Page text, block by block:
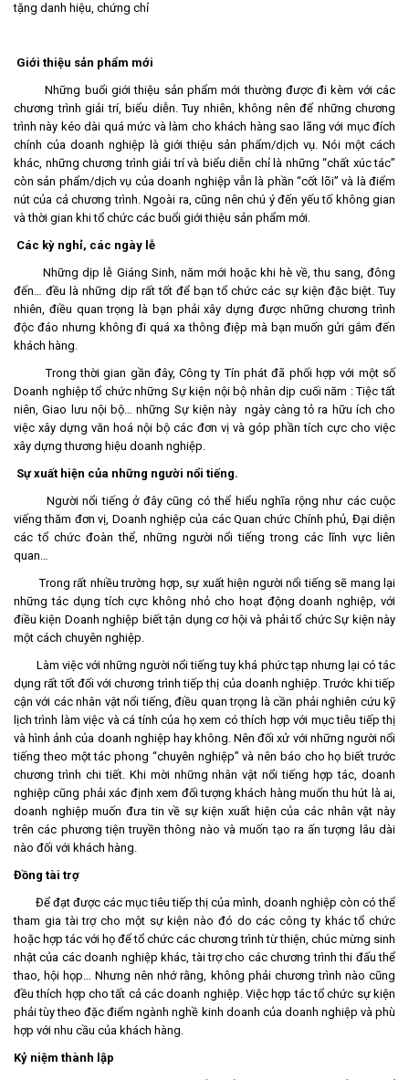
tặng danh hiệu, chứng chỉ
Giới thiệu sản phẩm mới
Những buổi giới thiệu sản phẩm mới thường được đi kèm với các
chương trình giải trí, biểu diễn. Tuy nhiên, không nên để những chương
trình này kéo dài quá mức và làm cho khách hàng sao lãng với mục đích
chính của doanh nghiệp là giới thiệu sản phẩm/dịch vụ. Nói một cách
khác, những chương trình giải trí và biểu diễn chỉ là những “chất xúc tác”
còn sản phẩm/dịch vụ của doanh nghiệp vẫn là phần “cốt lõi” và là điểm
nút của cả chương trình. Ngoài ra, cũng nên chú ý đến yếu tố không gian
và thời gian khi tổ chức các buổi giới thiệu sản phẩm mới.
Các kỳ nghỉ, các ngày lễ
Những dịp lễ Giáng Sinh, năm mới hoặc khi hè về, thu sang, đông
đến… đều là những dịp rất tốt để bạn tổ chức các sự kiện đặc biệt. Tuy
nhiên, điều quan trọng là bạn phải xây dựng được những chương trình
độc đáo nhưng không đi quá xa thông điệp mà bạn muốn gửi gắm đến
khách hàng.
Trong thời gian gần đây, Công ty Tín phát đã phối hợp với một số
Doanh nghiệp tổ chức những Sự kiện nội bộ nhân dịp cuối năm : Tiệc tất
niên, Giao lưu nội bộ… những Sự kiện này ngày càng tỏ ra hữu ích cho
việc xây dựng văn hoá nội bộ các đơn vị và góp phần tích cực cho việc
xây dựng thương hiệu doanh nghiệp.
Sự xuất hiện của những người nổi tiếng.
Người nổi tiếng ở đây cũng có thể hiểu nghĩa rộng như các cuộc
viếng thăm đơn vị, Doanh nghiệp của các Quan chức Chính phủ, Đại diện
các tổ chức đoàn thể, những người nổi tiếng trong các lĩnh vực liên
quan…
Trong rất nhiều trường hợp, sự xuất hiện người nổi tiếng sẽ mang lại
những tác dụng tích cực không nhỏ cho hoạt động doanh nghiệp, với
điều kiện Doanh nghiệp biết tận dụng cơ hội và phải tổ chức Sự kiện này
một cách chuyên nghiệp.
Làm việc với những người nổi tiếng tuy khá phức tạp nhưng lại có tác
dụng rất tốt đối với chương trình tiếp thị của doanh nghiệp. Trước khi tiếp
cận với các nhân vật nổi tiếng, điều quan trọng là cần phải nghiên cứu kỹ
lịch trình làm việc và cá tính của họ xem có thích hợp với mục tiêu tiếp thị
và hình ảnh của doanh nghiệp hay không. Nên đối xử với những người nổi
tiếng theo một tác phong “chuyên nghiệp” và nên báo cho họ biết trước
chương trình chi tiết. Khi mời những nhân vật nổi tiếng hợp tác, doanh
nghiệp cũng phải xác định xem đối tượng khách hàng muốn thu hút là ai,
doanh nghiệp muốn đưa tin về sự kiện xuất hiện của các nhân vật này
trên các phương tiện truyền thông nào và muốn tạo ra ấn tượng lâu dài
nào đối với khách hàng.
Đồng tài trợ
Để đạt được các mục tiêu tiếp thị của mình, doanh nghiệp còn có thể
tham gia tài trợ cho một sự kiện nào đó do các công ty khác tổ chức
hoặc hợp tác với họ để tổ chức các chương trình từ thiện, chúc mừng sinh
nhật của các doanh nghiệp khác, tài trợ cho các chương trình thi đấu thể
thao, hội họp… Nhưng nên nhớ rằng, không phải chương trình nào cũng
đều thích hợp cho tất cả các doanh nghiệp. Việc hợp tác tổ chức sự kiện
phải tùy theo đặc điểm ngành nghề kinh doanh của doanh nghiệp và phù
hợp với nhu cầu của khách hàng.
Kỷ niệm thành lập